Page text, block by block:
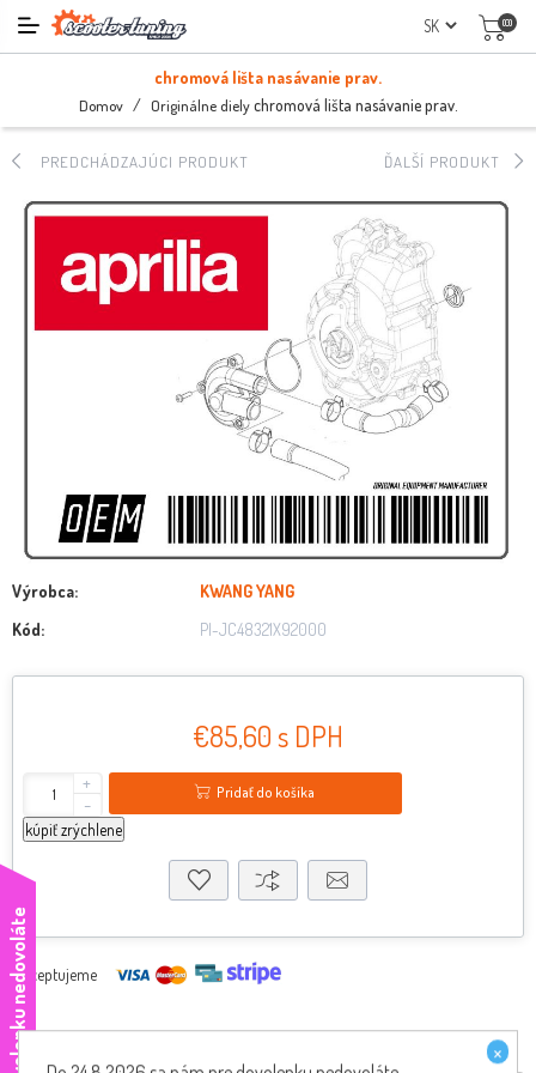
(0)
chromová lišta nasávanie prav.
Domov / Originálne diely chromová lišta nasávanie prav.
PREDCHÁDZAJÚCI PRODUKT ĎALŠÍ PRODUKT
Výrobca:
KWANG YANG
Kód:
PI-JC48321X92000
€85,60 s DPH
+
-
Pridať do košíka
kúpiť zrýchlene
Akceptujeme
×